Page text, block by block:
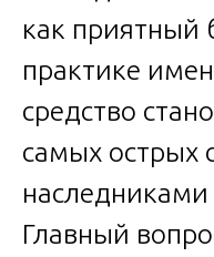
как приятный
практике
средство
самых острых
Главный